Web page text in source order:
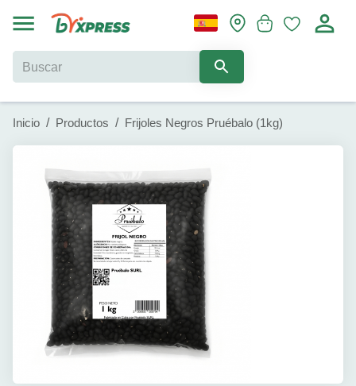
Inicio / Productos / Frijoles Negros Pruébalo (1kg)